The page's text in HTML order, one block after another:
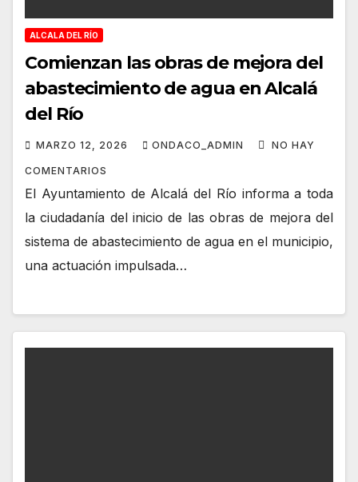
ALCALA DEL RÍO
Comienzan las obras de mejora del
abastecimiento de agua en Alcalá
del Río
MARZO 12, 2026 ONDACO_ADMIN NO HAY
COMENTARIOS
El Ayuntamiento de Alcalá del Río informa a toda
la ciudadanía del inicio de las obras de mejora del
sistema de abastecimiento de agua en el municipio,
una actuación impulsada…